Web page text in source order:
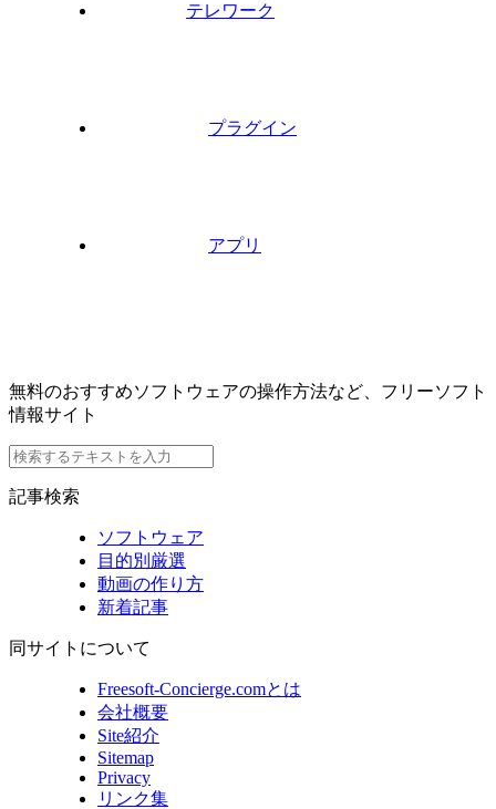
テレワーク
プラグイン
アプリ
無料のおすすめソフトウェアの操作方法など、フリーソフト
情報サイト
記事検索
ソフトウェア
目的別厳選
動画の作り方
新着記事
同サイトについて
Freesoft-Concierge.comとは
会社概要
Site紹介
Sitemap
Privacy
リンク集